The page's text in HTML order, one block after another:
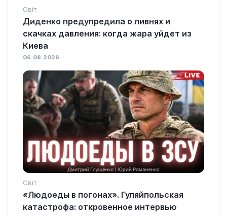
Світ
Диденко предупредила о ливнях и
скачках давления: когда жара уйдет из
Киева
06.08.2026
Світ
«Людоеды в погонах». Гуляйпольская
катастрофа: откровенное интервью